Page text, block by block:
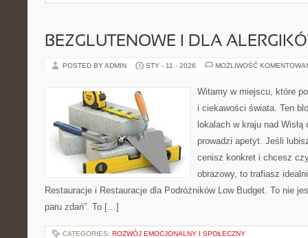
BEZGLUTENOWE I DLA
POSTED BY ADMIN STY - 11 - 2026 MOŻLIWOŚĆ
Witamy w miejscu, które
i ciekawości świata. Ten
lokalach w kraju nad
prowadzi apetyt. Jeśli
cenisz konkret i chcesz
obrazowy, to trafiasz
Restauracje i Restauracje dla Podróżników Low Budget. To nie
paru zdań”. To […]
CATEGORIES: ROZWÓJ EMOCJONALNY I SPOŁECZNY